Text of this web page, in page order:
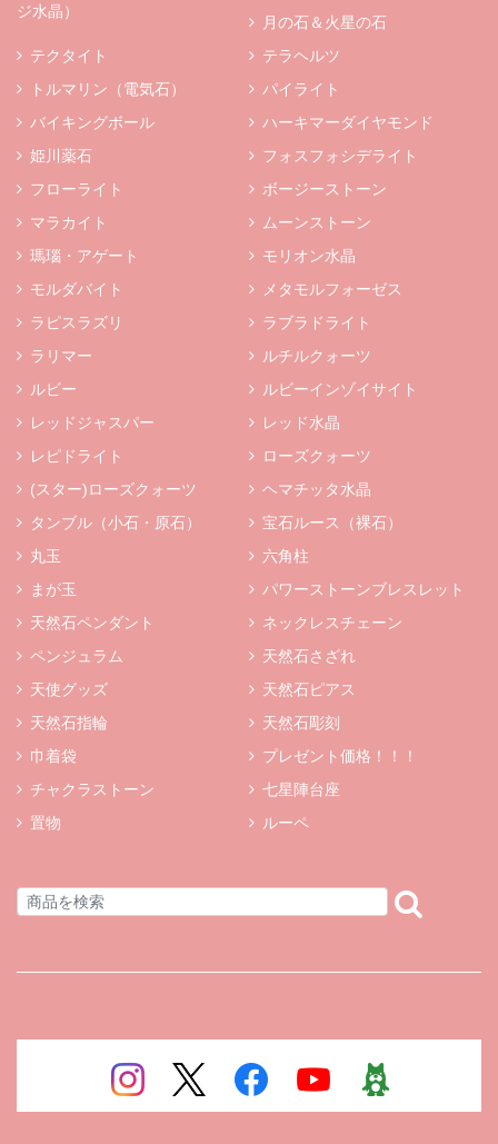
ジ水晶）
月の石＆火星の石
テクタイト
テラヘルツ
トルマリン（電気石）
パイライト
バイキングボール
ハーキマーダイヤモンド
姫川薬石
フォスフォシデライト
フローライト
ボージーストーン
マラカイト
ムーンストーン
瑪瑙・アゲート
モリオン水晶
モルダバイト
メタモルフォーゼス
ラピスラズリ
ラブラドライト
ラリマー
ルチルクォーツ
ルビー
ルビーインゾイサイト
レッドジャスパー
レッド水晶
レピドライト
ローズクォーツ
(スター)ローズクォーツ
ヘマチッタ水晶
タンブル（小石・原石）
宝石ルース（裸石）
丸玉
六角柱
まが玉
パワーストーンブレスレット
天然石ペンダント
ネックレスチェーン
ペンジュラム
天然石さざれ
天使グッズ
天然石ピアス
天然石指輪
天然石彫刻
巾着袋
プレゼント価格！！！
チャクラストーン
七星陣台座
置物
ルーペ